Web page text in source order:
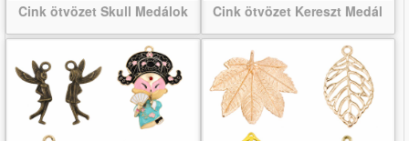
Cink ötvözet Skull Medálok Cink ötvözet Kereszt Medál